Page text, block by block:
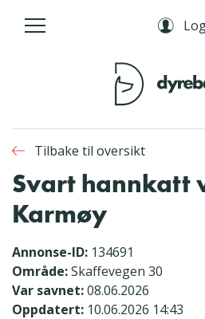
Tilbake til oversikt
Svart hannkatt
Karmøy
Annonse-ID: 134691
Område:Skaffevegen 30
Var savnet:08.06.2026
Oppdatert: 10.06.2026 14:43